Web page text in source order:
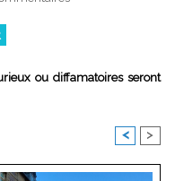
ou diffamatoires seront
< >